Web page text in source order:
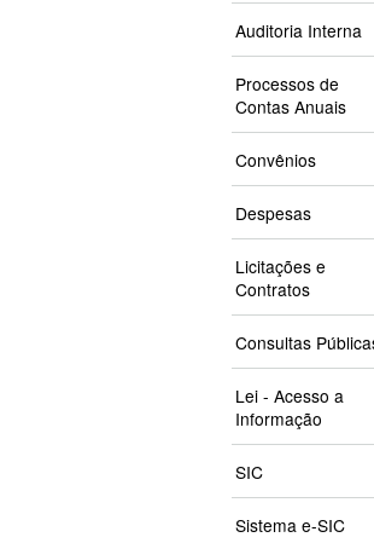
Auditoria Interna
Processos de
Contas Anuais
Convênios
Despesas
Licitações e
Contratos
Consultas
Lei - Acesso a
Informação
SIC
Sistema e-SIC